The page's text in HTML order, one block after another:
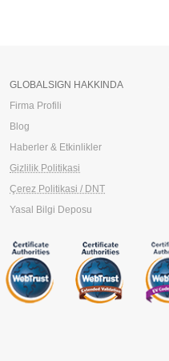
GLOBALSIGN HAKKINDA
Firma Profili
Blog
Haberler & Etkinlikler
Gizlilik Politikasi
Çerez Politikasi / DNT
Yasal Bilgi Deposu